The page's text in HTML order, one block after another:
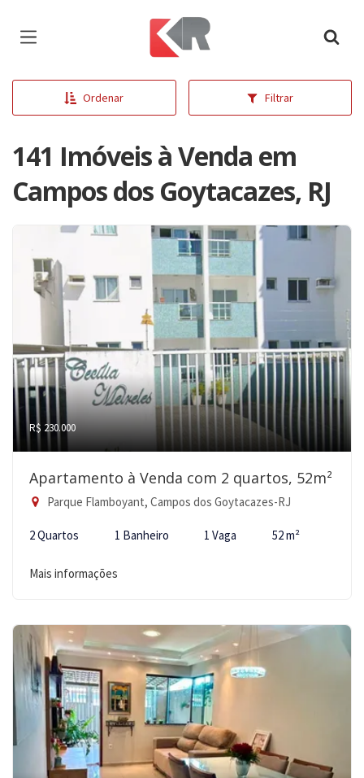
Página inicial
Ordenar Filtrar
141 Imóveis à Venda em
Campos dos Goytacazes, RJ
R$ 230.000
Apartamento à Venda com 2 quartos, 52m²
Parque Flamboyant, Campos dos Goytacazes-RJ
2 Quartos 1 Banheiro 1 Vaga 52 m²
Mais informações